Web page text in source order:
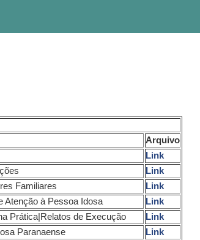
Arquivo
Pessoa Idosa
Link
Link
Familiares
Link
Atenção à Pessoa Idosa
Link
Prática|Relatos de Execução
Link
Paranaense
Link